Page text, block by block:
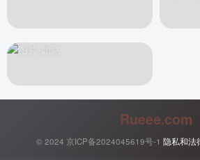
Rueee.com
© 2024 京ICP备2024045619号-1 隐私和法